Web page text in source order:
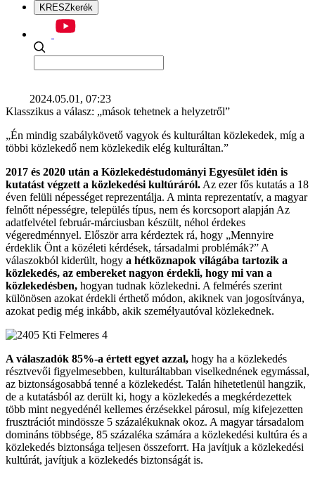
KRESZkerék
2024.05.01, 07:23
Klasszikus a válasz: „mások tehetnek a helyzetről”
„Én mindig szabálykövető vagyok és kulturáltan közlekedek, míg a
többi közlekedő nem közlekedik elég kulturáltan.”
2017 és 2020 után a Közlekedéstudományi Egyesület idén is
kutatást végzett a közlekedési kultúráról. Az ezer fős kutatás a 18
éven felüli népességet reprezentálja. A minta reprezentatív, a magyar
felnőtt népességre, település típus, nem és korcsoport alapján Az
adatfelvétel február-márciusban készült, néhol érdekes
végeredménnyel. Először arra kérdeztek rá, hogy „Mennyire
érdeklik Önt a közéleti kérdések, társadalmi problémák?” A
válaszokból kiderült, hogy a hétköznapok világába tartozik a
közlekedés, az embereket nagyon érdekli, hogy mi van a
közlekedésben, hogyan tudnak közlekedni. A felmérés szerint
különösen azokat érdekli érthető módon, akiknek van jogosítványa,
azokat pedig még inkább, akik személyautóval közlekednek.
A válaszadók 85%-a értett egyet azzal, hogy ha a közlekedés
résztvevői figyelmesebben, kulturáltabban viselkednének egymással,
az biztonságosabbá tenné a közlekedést. Talán hihetetlenül hangzik,
de a kutatásból az derült ki, hogy a közlekedés a megkérdezettek
több mint negyedénél kellemes érzésekkel párosul, míg kifejezetten
frusztrációt mindössze 5 százalékuknak okoz. A magyar társadalom
domináns többsége, 85 százaléka számára a közlekedési kultúra és a
közlekedés biztonsága teljesen összeforrt. Ha javítjuk a közlekedési
kultúrát, javítjuk a közlekedés biztonságát is.